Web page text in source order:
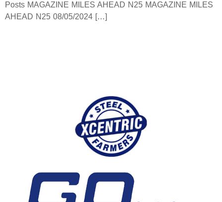
Posts MAGAZINE MILES AHEAD N25 MAGAZINE MILES
AHEAD N25 08/05/2024 […]